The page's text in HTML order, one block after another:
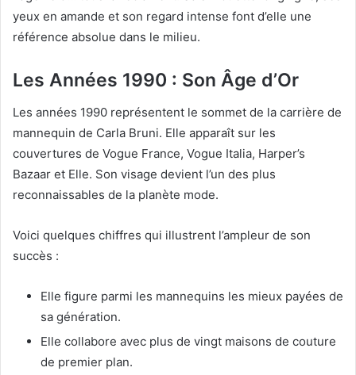
yeux en amande et son regard intense font d’elle une
référence absolue dans le milieu.
Les Années 1990 : Son Âge d’Or
Les années 1990 représentent le sommet de la carrière de
mannequin de Carla Bruni. Elle apparaît sur les
couvertures de Vogue France, Vogue Italia, Harper’s
Bazaar et Elle. Son visage devient l’un des plus
reconnaissables de la planète mode.
Voici quelques chiffres qui illustrent l’ampleur de son
succès :
Elle figure parmi les mannequins les mieux payées de
sa génération.
Elle collabore avec plus de vingt maisons de couture
de premier plan.